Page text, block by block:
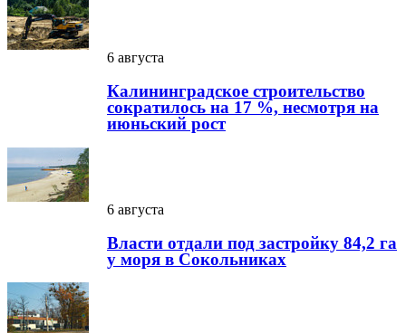
6 августа
Калининградское строительство
сократилось на 17 %, несмотря на
июньский рост
6 августа
Власти отдали под застройку 84,2 га
у моря в Сокольниках